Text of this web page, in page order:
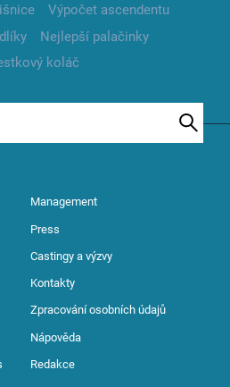
Výpočet ascendentu
Nejlepší palačinky
koláč
Management
Press
Castingy a výzvy
Kontakty
Zpracování osobních údajů
Nápověda
Redakce